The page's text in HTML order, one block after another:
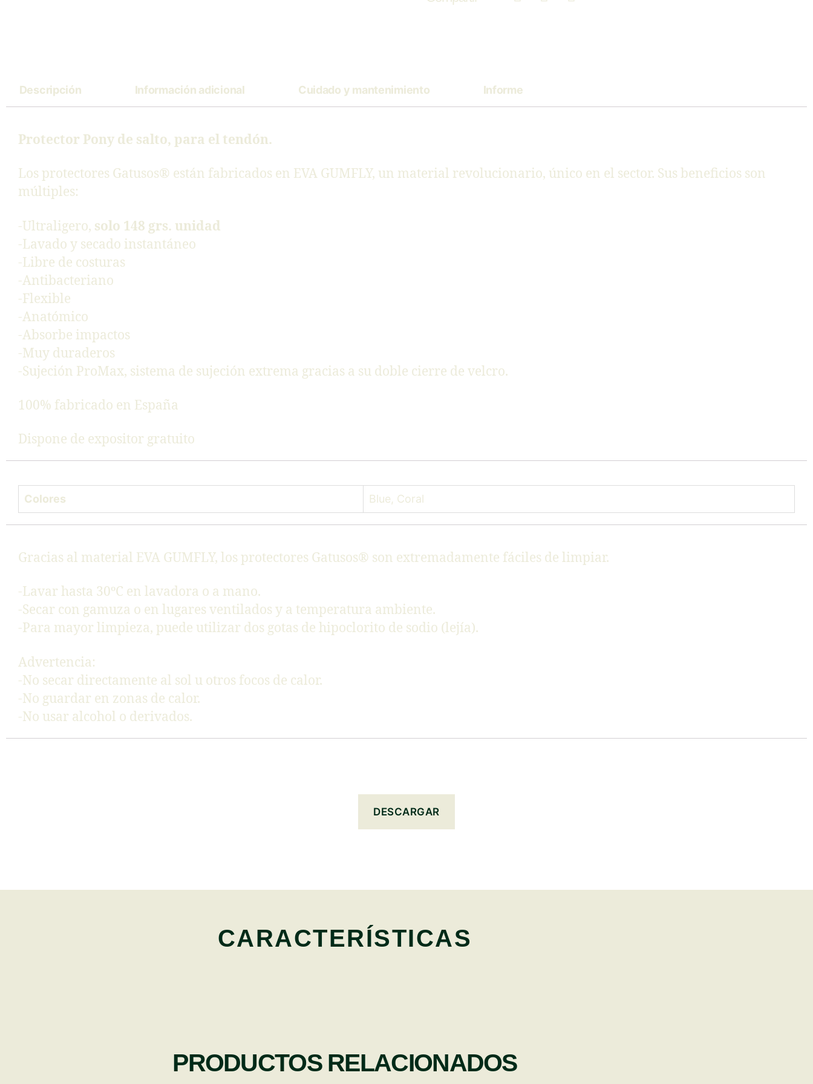
Descripción Información adicional Cuidado y mantenimiento Informe
Protector Pony de salto, para el tendón.
Los protectores Gatusos® están fabricados en EVA GUMFLY, un material revolucionario, único en el sector. Sus beneficios son
múltiples:
-Ultraligero, solo 148 grs. unidad
-Lavado y secado instantáneo
-Libre de costuras
-Antibacteriano
-Flexible
-Anatómico
-Absorbe impactos
-Muy duraderos
-Sujeción ProMax, sistema de sujeción extrema gracias a su doble cierre de velcro.
100% fabricado en España
Dispone de expositor gratuito
Colores Blue, Coral
Gracias al material EVA GUMFLY, los protectores Gatusos® son extremadamente fáciles de limpiar.
-Lavar hasta 30ºC en lavadora o a mano.
-Secar con gamuza o en lugares ventilados y a temperatura ambiente.
-Para mayor limpieza, puede utilizar dos gotas de hipoclorito de sodio (lejía).
Advertencia:
-No secar directamente al sol u otros focos de calor.
-No guardar en zonas de calor.
-No usar alcohol o derivados.
DESCARGAR
CARACTERÍSTICAS
PRODUCTOS RELACIONADOS